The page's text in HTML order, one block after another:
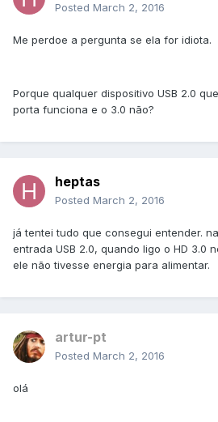
Posted March 2, 2016
Me perdoe a pergunta se ela for idiota.
Porque qualquer dispositivo USB 2.0
porta funciona e o 3.0 não?
heptas
Posted March 2, 2016
já tentei tudo que consegui entender.
entrada USB 2.0, quando ligo o HD 3.0
ele não tivesse energia para alimentar.
artur-pt
Posted March 2, 2016
olá